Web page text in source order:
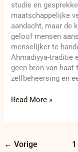
studie en
maatschappelijke
aandacht, maar de
geloof mensen
menselijker te
Ahmadiyya-traditie
geen bron van
zelfbeheersing en
Read More »
← Vorige 1